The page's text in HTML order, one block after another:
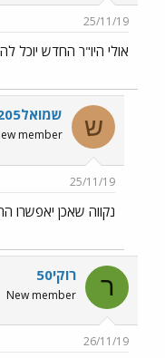
25/11/19
אולי היו"ר החדש יוכל
ש שמואל8205
member
25/11/19
נקווה שאכן יאפשרו
ר רוקי50
New member
26/11/19